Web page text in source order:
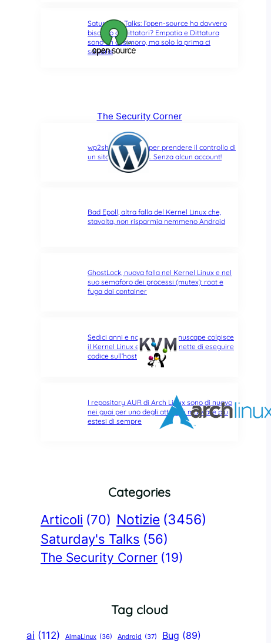
Saturday’s Talks: l’open-source ha davvero
bisogno di Dittatori? Empatia e Dittatura
sono un ossimoro, ma solo la prima ci
salverà!
The Security Corner
wp2shell: due CVE per prendere il controllo di
un sito WordPress… Senza alcun account!
Bad Epoll, altra falla del Kernel Linux che,
stavolta, non risparmia nemmeno Android
GhostLock, nuova falla nel Kernel Linux e nel
suo semaforo dei processi (mutex): root e
fuga dai container
Sedici anni e non sentirli: Januscape colpisce
il Kernel Linux e KVM, e permette di eseguire
codice sull’host
I repository AUR di Arch Linux sono di nuovo
nei guai per uno degli attacchi malware più
estesi di sempre
Categories
Articoli (70) Notizie (3456)
Saturday's Talks (56)
The Security Corner (19)
Tag cloud
ai (112) AlmaLinux (36) Android (37) Bug (89)